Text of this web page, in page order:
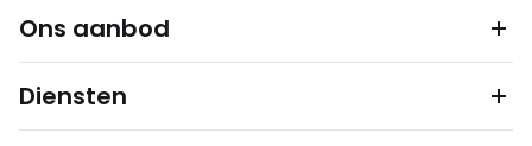
Ons aanbod
Diensten